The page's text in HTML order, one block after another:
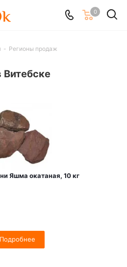
0
- Регионы продаж
Витебске
Яшма окатаная, 10 кг
Подробнее